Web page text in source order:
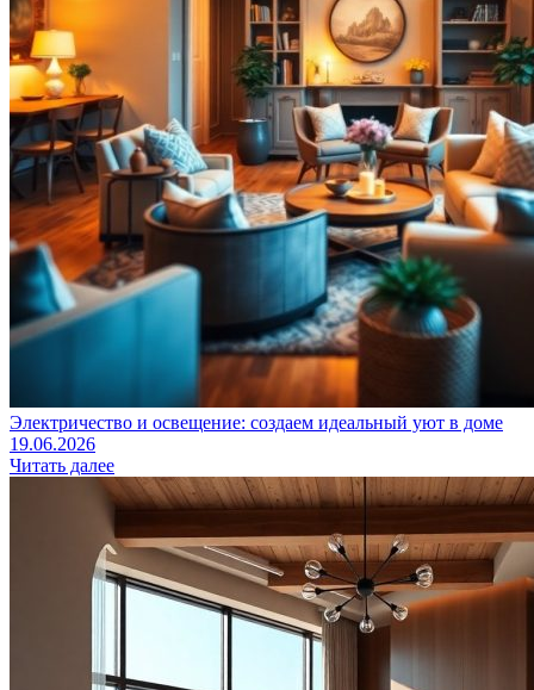
Электричество и освещение: создаем идеальный уют в доме
19.06.2026
Читать далее